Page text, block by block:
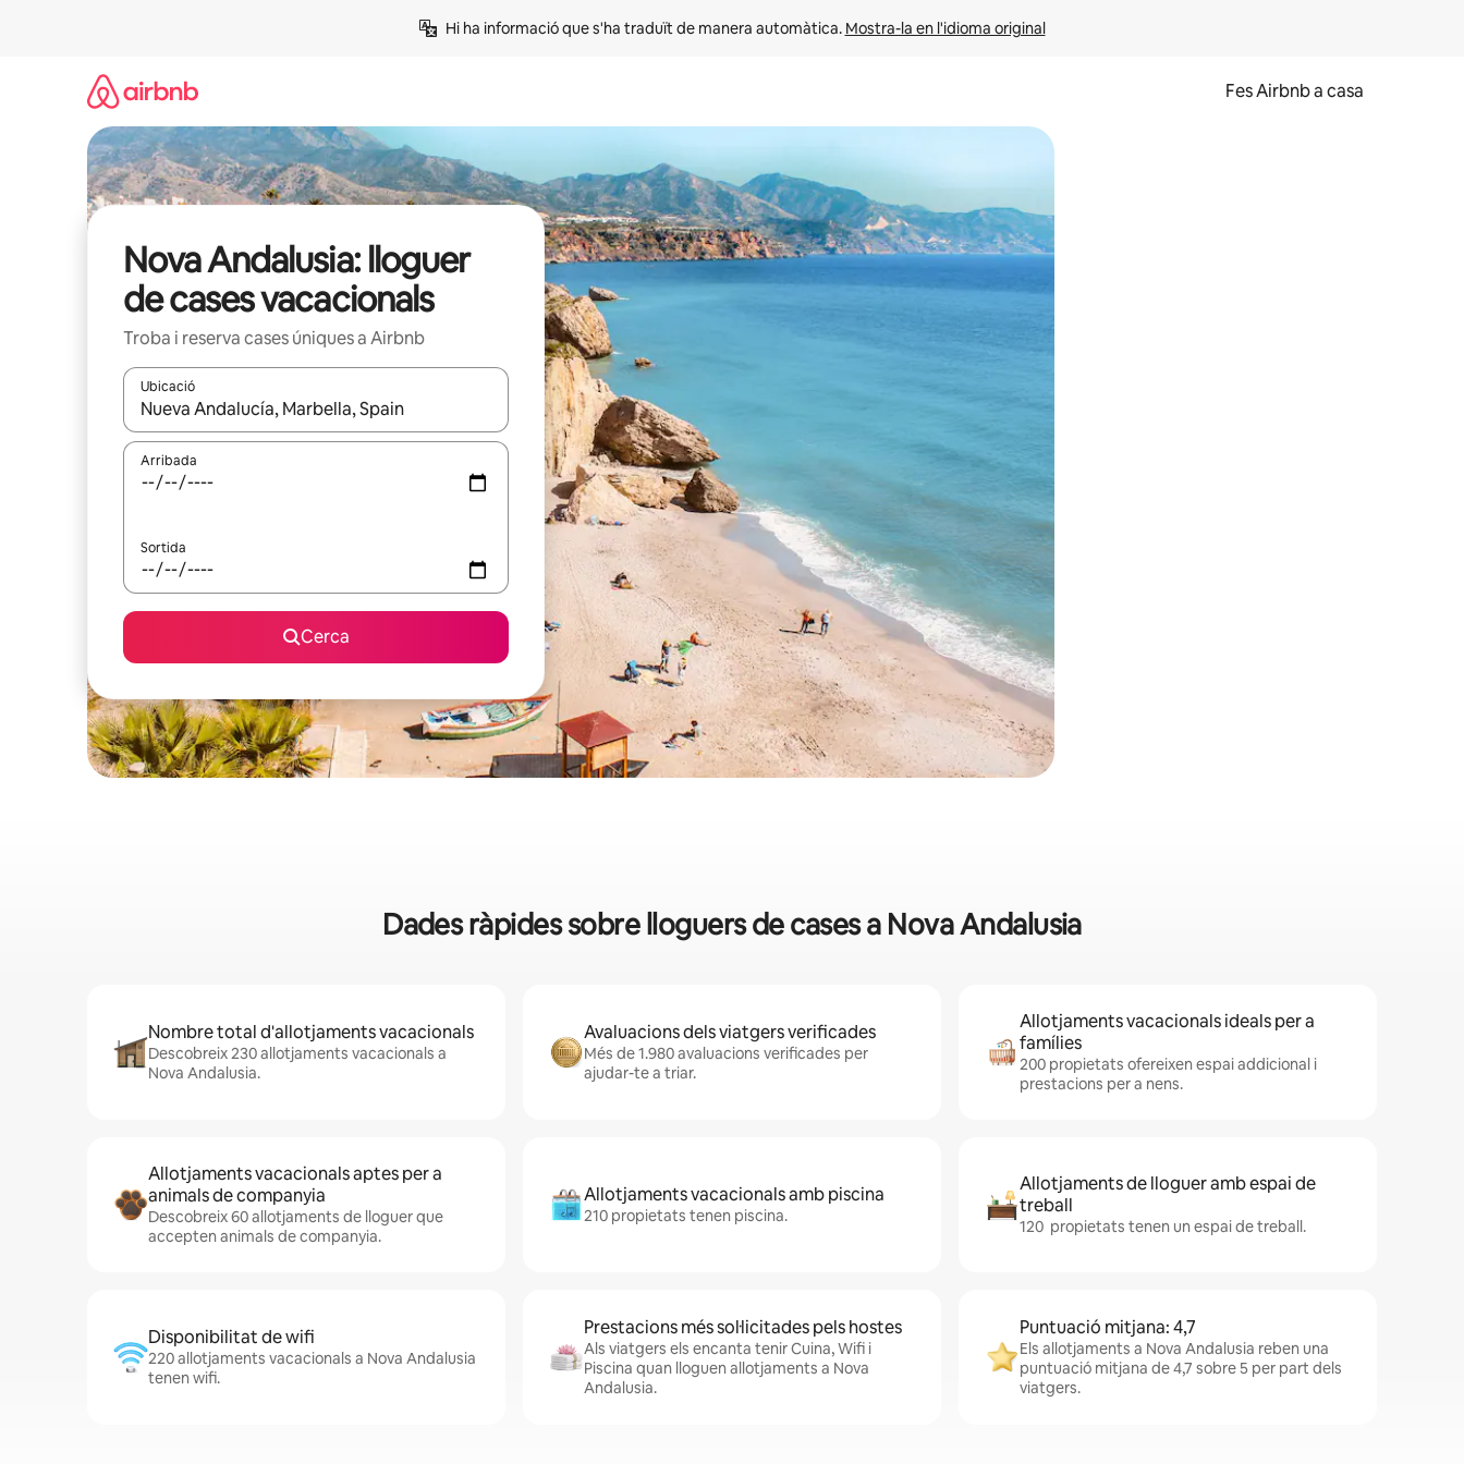
Hi ha informació que s'ha traduït de manera automàtica. Mostra-la en l'idioma original
Fes Airbnb a casa
Nova Andalusia: lloguer
de cases vacacionals
Troba i reserva cases úniques a Airbnb
Ubicació
Quan els resultats estiguin disponibles, podràs navegar-hi a través de les tecles de les fletxes (amunt i avall), o bé fent un toc a la pantalla o fent-hi lliscar el dit.
Arribada
Sortida
Cerca
Dades ràpides sobre lloguers de cases a Nova Andalusia
Nombre total d'allotjaments vacacionals
Descobreix 230 allotjaments vacacionals a
Nova Andalusia.
Avaluacions dels viatgers verificades
Més de 1.980 avaluacions verificades per
ajudar-te a triar.
Allotjaments vacacionals ideals per a
famílies
200 propietats ofereixen espai addicional i
prestacions per a nens.
Allotjaments vacacionals aptes per a
animals de companyia
Descobreix 60 allotjaments de lloguer que
accepten animals de companyia.
Allotjaments vacacionals amb piscina
210 propietats tenen piscina.
Allotjaments de lloguer amb espai de
treball
120 propietats tenen un espai de treball.
Disponibilitat de wifi
220 allotjaments vacacionals a Nova Andalusia
tenen wifi.
Prestacions més sol·licitades pels hostes
Als viatgers els encanta tenir Cuina, Wifi i
Piscina quan lloguen allotjaments a Nova
Andalusia.
Puntuació mitjana: 4,7
Els allotjaments a Nova Andalusia reben una
puntuació mitjana de 4,7 sobre 5 per part dels
viatgers.